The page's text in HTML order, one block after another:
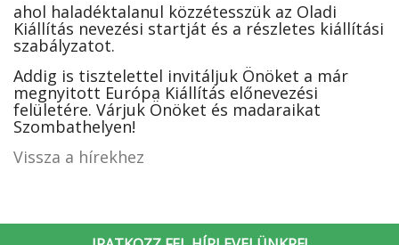
ahol haladéktalanul közzétesszük az Oladi
Kiállítás nevezési startját és a részletes kiállítási
szabályzatot.
Addig is tisztelettel invitáljuk Önöket a már
megnyitott Európa Kiállítás előnevezési
felületére. Várjuk Önöket és madaraikat
Szombathelyen!
Vissza a hírekhez